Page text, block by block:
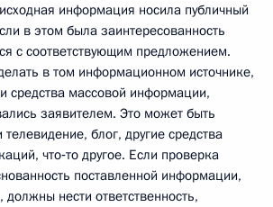
информация носила публичный
в этом была заинтересованность
с соответствующим предложением.
в том информационном источнике,
средства массовой информации,
заявителем. Это может быть
блог, другие средства
что‑то другое. Если проверка
поставленной информации,
нести ответственность,